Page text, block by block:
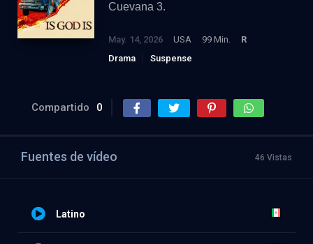
Cuevana 3.
May. 14, 2026 USA 99 Min.
R
Drama
Suspense
Compartido 0
Fuentes de vídeo 46 Vistas
Latino